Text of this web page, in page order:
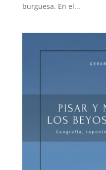
burguesa. En el...